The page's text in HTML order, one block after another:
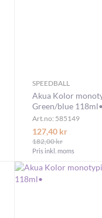
LÄGG I VARUKORGEN
SPEEDBALL
Akua Kolor
Green/blue 118ml•
Art.no: 585149
127,40 kr
182,00 kr
Pris inkl. moms